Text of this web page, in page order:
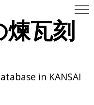
煉瓦刻
in KANSAI